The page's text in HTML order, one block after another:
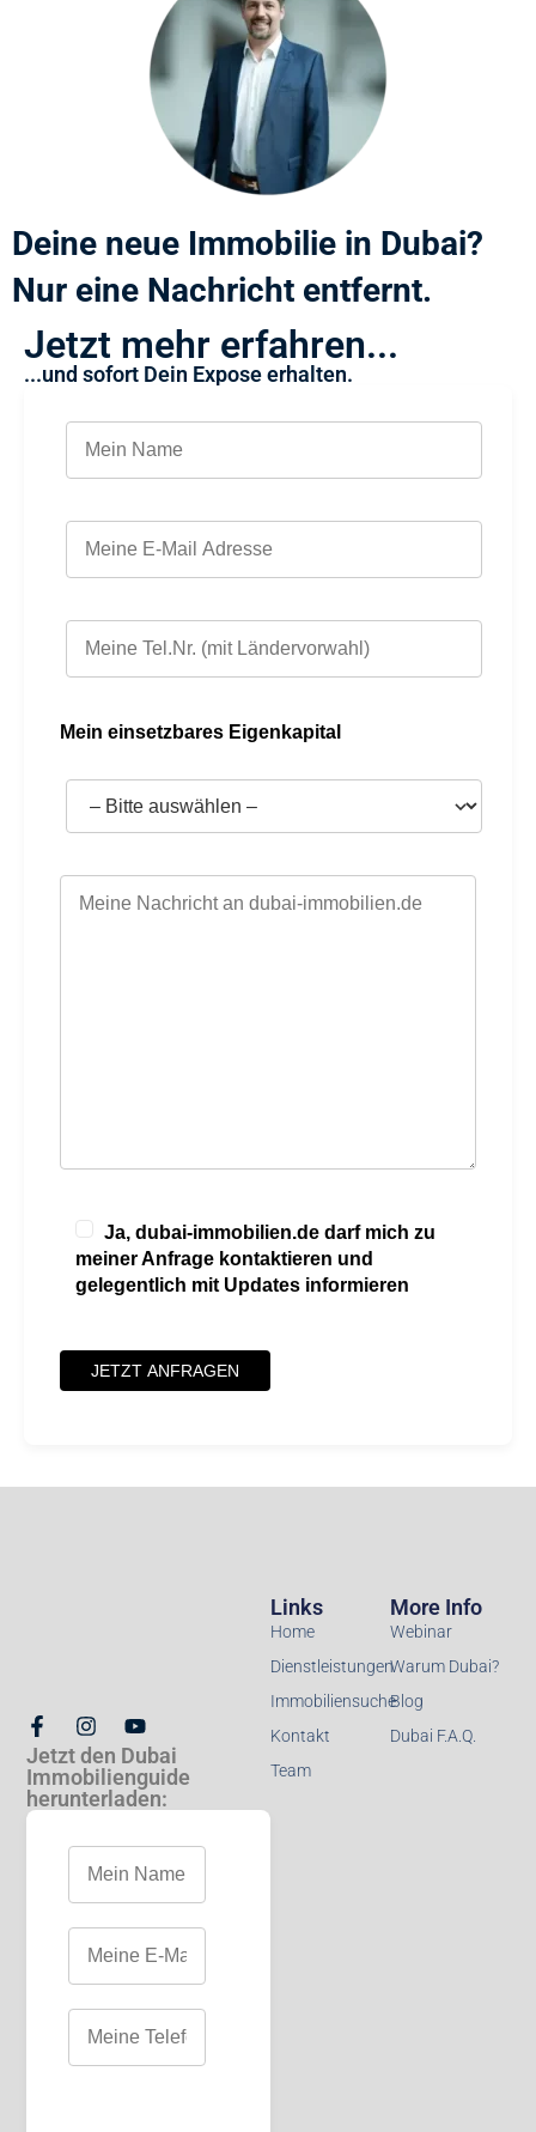
Deine neue Immobilie in Dubai?
Nur eine Nachricht entfernt.
Jetzt mehr erfahren...
...und sofort Dein Expose erhalten.
Mein einsetzbares Eigenkapital
Ja, dubai-immobilien.de darf mich zu
meiner Anfrage kontaktieren und
gelegentlich mit Updates informieren
Jetzt den Dubai
Immobilienguide
herunterladen:
Links
Home
Dienstleistungen
Immobiliensuche
Kontakt
Team
More Info
Webinar
Warum Dubai?
Blog
Dubai F.A.Q.